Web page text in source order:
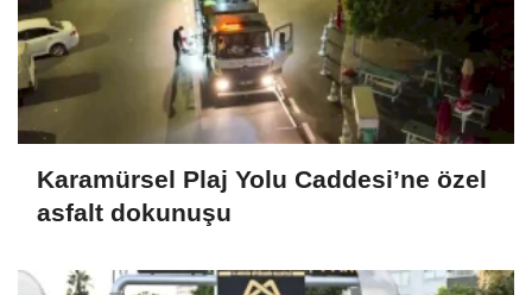
Karamürsel Plaj Yolu Caddesi’ne özel
asfalt dokunuşu